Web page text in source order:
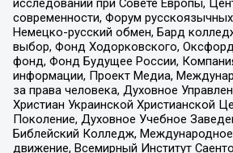
исследований при Совете Европы,
современности, Форум
Немецко-русский обмен, Бард
выбор, Фонд Ходорковского,
фонд, Фонд Будущее России,
информации, Проект Медиа,
за права человека, Духовное
Христиан Украинской Христианской
Поколение, Духовное Учебное
Библейский Колледж, Международное
движение, Всемирный Институт